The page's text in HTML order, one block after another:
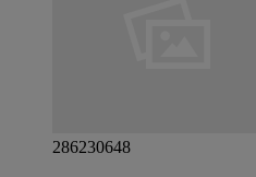
286230648